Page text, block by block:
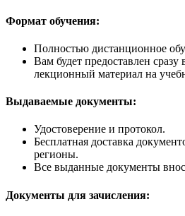
Формат обучения:
Полностью дистанционное
Вам будет предоставлен сразу
лекционный материал на
Выдаваемые документы:
Удостоверение и протокол.
Бесплатная доставка
регионы.
Все выданные документы
Документы для зачисления: